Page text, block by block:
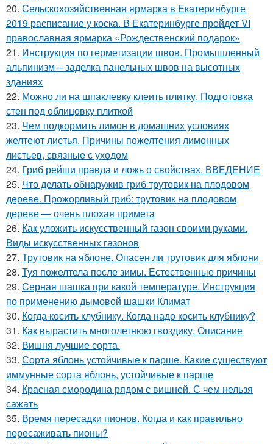
20. Сельскохозяйственная ярмарка в Екатеринбурге
2019 расписание у коска. В Екатеринбурге пройдет VI
православная ярмарка «Рождественский подарок»
21. Инструкция по герметизации швов. Промышленный
альпинизм – заделка панельных швов на высотных
зданиях
22. Можно ли на шпаклевку клеить плитку. Подготовка
стен под облицовку плиткой
23. Чем подкормить лимон в домашних условиях
желтеют листья. Причины пожелтения лимонных
листьев, связные с уходом
24. Гриб рейши правда и ложь о свойствах. ВВЕДЕНИЕ
25. Что делать обнаружив гриб трутовик на плодовом
дереве. Прожорливый гриб: трутовик на плодовом
дереве — очень плохая примета
26. Как уложить искусственный газон своими руками.
Виды искусственных газонов
27. Трутовик на яблоне. Опасен ли трутовик для яблони
28. Туя пожелтела после зимы. Естественные причины
29. Серная шашка при какой температуре. Инструкция
по применению дымовой шашки Климат
30. Когда косить клубнику. Когда надо косить клубнику?
31. Как вырастить многолетнюю гвоздику. Описание
32. Вишня лучшие сорта.
33. Сорта яблонь устойчивые к парше. Какие существуют
иммунные сорта яблонь, устойчивые к парше
34. Красная смородина рядом с вишней. С чем нельзя
сажать
35. Время пересадки пионов. Когда и как правильно
пересаживать пионы?